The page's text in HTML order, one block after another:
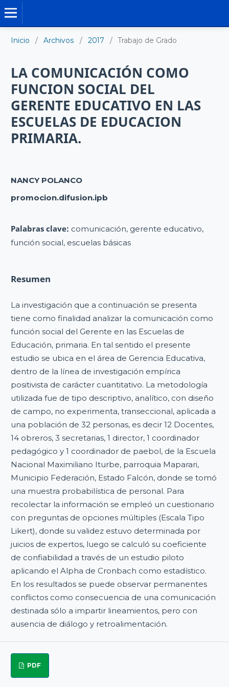
Inicio / Archivos / 2017 / Trabajo de Grado
LA COMUNICACIÓN COMO
FUNCION SOCIAL DEL
GERENTE EDUCATIVO EN LAS
ESCUELAS DE EDUCACION
PRIMARIA.
NANCY POLANCO
promocion.difusion.ipb
Palabras clave: comunicación, gerente educativo,
función social, escuelas básicas
Resumen
La investigación que a continuación se presenta
tiene como finalidad analizar la comunicación como
función social del Gerente en las Escuelas de
Educación, primaria. En tal sentido el presente
estudio se ubica en el área de Gerencia Educativa,
dentro de la línea de investigación empírica
positivista de carácter cuantitativo. La metodología
utilizada fue de tipo descriptivo, analítico, con diseño
de campo, no experimenta, transeccional, aplicada a
una población de 32 personas, es decir 12 Docentes,
14 obreros, 3 secretarias, 1 director, 1 coordinador
pedagógico y 1 coordinador de paebol, de la Escuela
Nacional Maximiliano Iturbe, parroquia Maparari,
Municipio Federación, Estado Falcón, donde se tomó
una muestra probabilística de personal. Para
recolectar la información se empleó un cuestionario
con preguntas de opciones múltiples (Escala Tipo
Likert), donde su validez estuvo determinada por
juicios de expertos, luego se calculó su coeficiente
de confiabilidad a través de un estudio piloto
aplicando el Alpha de Cronbach como estadístico.
En los resultados se puede observar permanentes
conflictos como consecuencia de una comunicación
destinada sólo a impartir lineamientos, pero con
ausencia de diálogo y retroalimentación.
PDF